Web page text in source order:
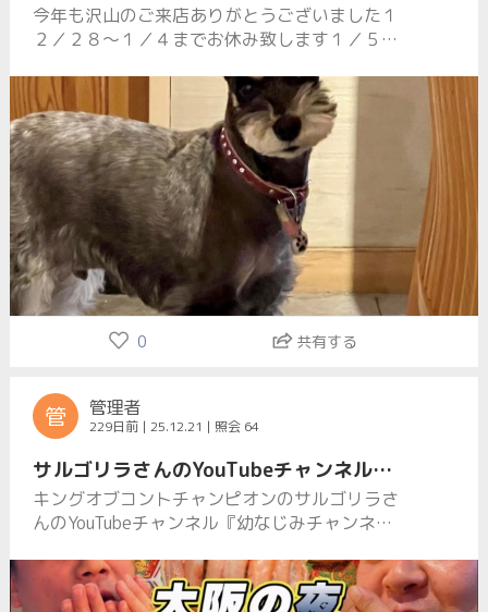
今年も沢山のご来店ありがとうございました１
２／２８〜１／４までお休み致します１／５か
ります良いお年をお迎え下さい
0 共有する
管 管理者
229日前 | 25.12.21 | 照会 64
サルゴリラさんのYouTubeチャンネルで紹介されました
キングオブコントチャンピオンのサルゴリラさ
んのYouTubeチャンネル『幼なじみチャンネ
品】ビスブラ原田行きつけの店が美味過ぎた。
youtu.be/lF90G33_Vcg?si… @YouTubeより